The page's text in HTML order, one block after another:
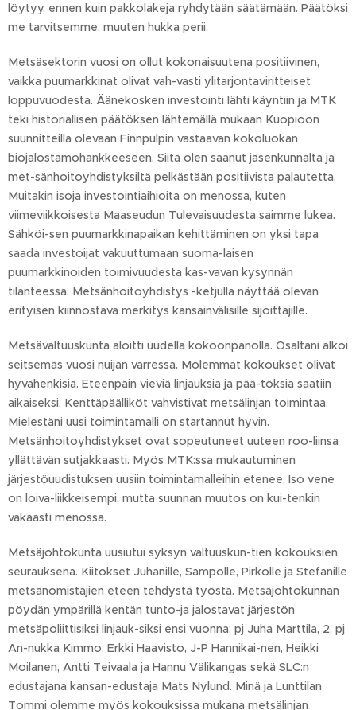
löytyy, ennen kuin pakkolakeja ryhdytään säätämään. Päätöksi
me tarvitsemme, muuten hukka perii.
Metsäsektorin vuosi on ollut kokonaisuutena positiivinen,
vaikka puumarkkinat olivat vah-vasti ylitarjontaviritteiset
loppuvuodesta. Äänekosken investointi lähti käyntiin ja MTK
teki historiallisen päätöksen lähtemällä mukaan Kuopioon
suunnitteilla olevaan Finnpulpin vastaavan kokoluokan
biojalostamohankkeeseen. Siitä olen saanut jäsenkunnalta ja
met-sänhoitoyhdistyksiltä pelkästään positiivista palautetta.
Muitakin isoja investointiaihioita on menossa, kuten
viimeviikkoisesta Maaseudun Tulevaisuudesta saimme lukea.
Sähköi-sen puumarkkinapaikan kehittäminen on yksi tapa
saada investoijat vakuuttumaan suoma-laisen
puumarkkinoiden toimivuudesta kas-vavan kysynnän
tilanteessa. Metsänhoitoyhdistys -ketjulla näyttää olevan
erityisen kiinnostava merkitys kansainvälisille sijoittajille.
Metsävaltuuskunta aloitti uudella kokoonpanolla. Osaltani alkoi
seitsemäs vuosi nuijan varressa. Molemmat kokoukset olivat
hyvähenkisiä. Eteenpäin vieviä linjauksia ja pää-töksiä saatiin
aikaiseksi. Kenttäpäälliköt vahvistivat metsälinjan toimintaa.
Mielestäni uusi toimintamalli on startannut hyvin.
Metsänhoitoyhdistykset ovat sopeutuneet uuteen roo-liinsa
yllättävän sutjakkaasti. Myös MTK:ssa mukautuminen
järjestöuudistuksen uusiin toimintamalleihin etenee. Iso vene
on loiva-liikkeisempi, mutta suunnan muutos on kui-tenkin
vakaasti menossa.
Metsäjohtokunta uusiutui syksyn valtuuskun-tien kokouksien
seurauksena. Kiitokset Juhanille, Sampolle, Pirkolle ja Stefanille
metsänomistajien eteen tehdystä työstä. Metsäjohtokunnan
pöydän ympärillä kentän tunto-ja jalostavat järjestön
metsäpoliittisiksi linjauk-siksi ensi vuonna: pj Juha Marttila, 2. pj
An-nukka Kimmo, Erkki Haavisto, J-P Hannikai-nen, Heikki
Moilanen, Antti Teivaala ja Hannu Välikangas sekä SLC:n
edustajana kansan-edustaja Mats Nylund. Minä ja Lunttilan
Tommi olemme myös kokouksissa mukana metsälinjan